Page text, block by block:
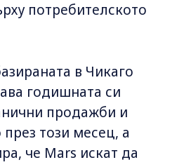
потребителското
в Чикаго
годишната си
продажби и
този месец, а
че Mars искат да